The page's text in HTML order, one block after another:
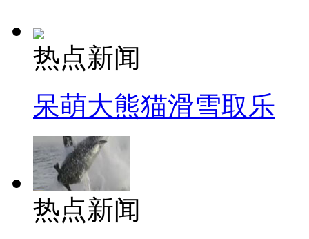
热点新闻
呆萌大熊猫滑雪取乐
热点新闻